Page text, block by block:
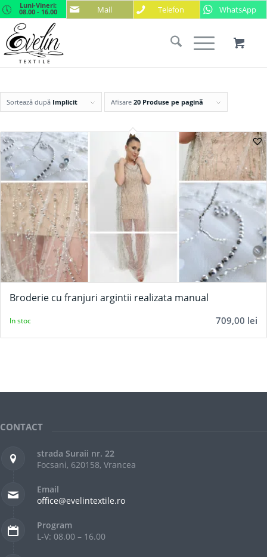
Mail Telefon WhatsApp
Luni-Vineri:
08.00 - 16.00
Sortează după Implicit Afisare 20 Produse pe pagină
Broderie cu franjuri argintii realizata manual
709,00 lei
In stoc
CONTACT
strada Suraii nr. 22
Focsani, 620158, Vrancea
Email
office@evelintextile.ro
Program
L-V: 08.00 – 16.00